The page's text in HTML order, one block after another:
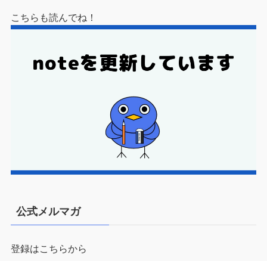
こちらも読んでね！
公式メルマガ
登録はこちらから